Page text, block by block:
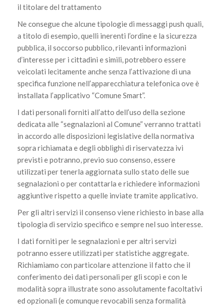
il titolare del trattamento
Ne consegue che alcune tipologie di messaggi push quali,
a titolo di esempio, quelli inerenti l’ordine e la sicurezza
pubblica, il soccorso pubblico, rilevanti informazioni
d’interesse per i cittadini e simili, potrebbero essere
veicolati lecitamente anche senza l’attivazione di una
specifica funzione nell’apparecchiatura telefonica ove è
installata l’applicativo “Comune Smart”.
I dati personali forniti all’atto dell’uso della sezione
dedicata alle “segnalazioni al Comune” verranno trattati
in accordo alle disposizioni legislative della normativa
sopra richiamata e degli obblighi di riservatezza ivi
previsti e potranno, previo suo consenso, essere
utilizzati per tenerla aggiornata sullo stato delle sue
segnalazioni o per contattarla e richiedere informazioni
aggiuntive rispetto a quelle inviate tramite applicativo.
Per gli altri servizi il consenso viene richiesto in base alla
tipologia di servizio specifico e sempre nel suo interesse.
I dati forniti per le segnalazioni e per altri servizi
potranno essere utilizzati per statistiche aggregate.
Richiamiamo con particolare attenzione il fatto che il
conferimento dei dati personali per gli scopi e con le
modalità sopra illustrate sono assolutamente facoltativi
ed opzionali (e comunque revocabili senza formalità